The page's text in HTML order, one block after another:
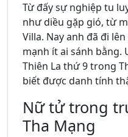
Từ đấy sự nghiệp tu
như diều gặp gió, từ
Villa. Nay anh đã đi
mạnh ít ai sánh bằng.
Thiên La thứ 9 trong
biết được danh tính
Nữ tử trong
Tha Mạng